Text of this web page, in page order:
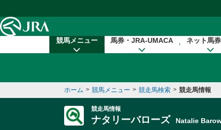
競馬メニュー 馬券・JRA-UMACA ネット馬
ホーム > 競馬メニュー > 競走馬検索 > 競走馬情報
競走馬情報
ナタリーバローズ Natalie